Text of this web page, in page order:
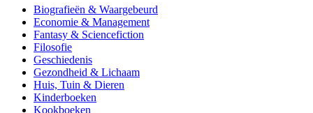
Biografieën & Waargebeurd
Economie & Management
Fantasy & Sciencefiction
Filosofie
Geschiedenis
Gezondheid & Lichaam
Huis, Tuin & Dieren
Kinderboeken
Kookboeken